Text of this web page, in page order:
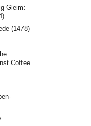
Gleim:
(1478)
Coffee